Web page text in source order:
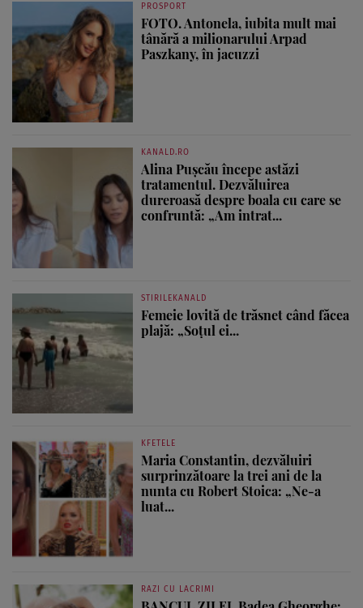
PROSPORT
FOTO. Antonela, iubita mult mai
tânără a milionarului Arpad
Paszkany, în jacuzzi
KANALD.RO
Alina Pușcău începe astăzi
tratamentul. Dezvăluirea
dureroasă despre boala cu care se
confruntă: „Am intrat...
STIRILEKANALD
Femeie lovită de trăsnet când făcea
plajă: „Soțul ei...
KFETELE
Maria Constantin, dezvăluiri
surprinzătoare la trei ani de la
nunta cu Robert Stoica: „Ne-a
luat...
RAZI CU LACRIMI